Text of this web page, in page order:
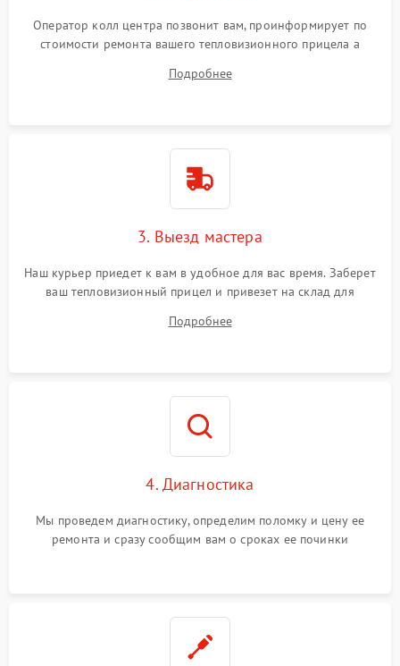
Неисправность системы
защиты от замыкания
1500 ₽ Подробнее →
Поломка системы защиты
Оператор колл центра позвонит вам, проинформирует по
стоимости ремонта вашего тепловизионного прицела а
Подробнее
3. Выезд мастера
Наш курьер приедет к вам в удобное для вас время. Заберет
ваш тепловизионный прицел и привезет на склад для
Подробнее
4. Диагностика
Мы проведем диагностику, определим поломку и цену ее
ремонта и сразу сообщим вам о сроках ее починки